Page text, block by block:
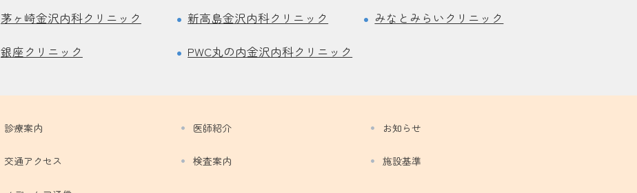
茅ヶ崎金沢内科クリニック 新高島金沢内科クリニック みなとみらいクリニック
銀座クリニック PWC丸の内金沢内科クリニック
診療案内 医師紹介 お知らせ
交通アクセス 検査案内 施設基準